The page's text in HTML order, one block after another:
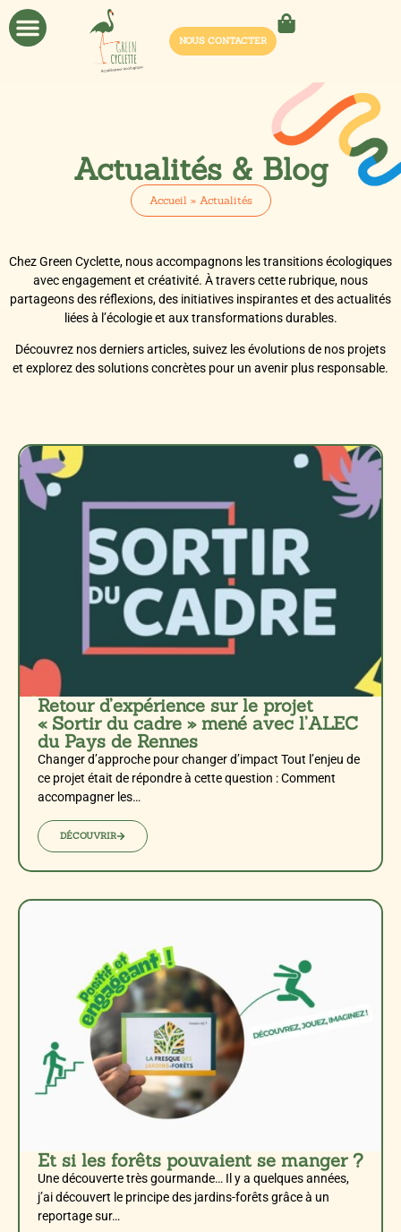
NOUS CONTACTER
Actualités & Blog
Accueil » Actualités
Chez Green Cyclette, nous accompagnons les transitions écologiques
avec engagement et créativité. À travers cette rubrique, nous
partageons des réflexions, des initiatives inspirantes et des actualités
liées à l’écologie et aux transformations durables.
Découvrez nos derniers articles, suivez les évolutions de nos projets
et explorez des solutions concrètes pour un avenir plus responsable.
Retour d’expérience sur le projet
« Sortir du cadre » mené avec l’ALEC
du Pays de Rennes
Changer d’approche pour changer d’impact Tout l’enjeu de
ce projet était de répondre à cette question : Comment
accompagner les…
DÉCOUVRIR
Et si les forêts pouvaient se manger ?
Une découverte très gourmande… Il y a quelques années,
j’ai découvert le principe des jardins-forêts grâce à un
reportage sur…